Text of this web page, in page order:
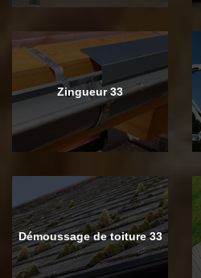
Zingueur 33
Démoussage de toiture 33